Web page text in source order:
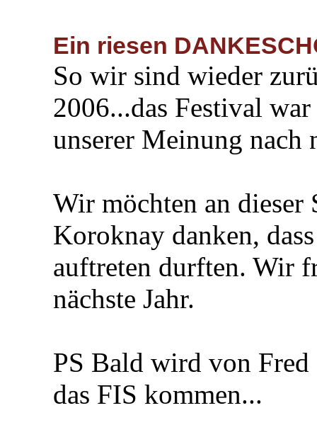
Ein riesen
So wir sind wieder
2006...das Festival
unserer Meinung nach
Wir möchten an dieser
Koroknay danken,
auftreten durften. Wir
nächste Jahr.
PS Bald wird von
das FIS kommen...